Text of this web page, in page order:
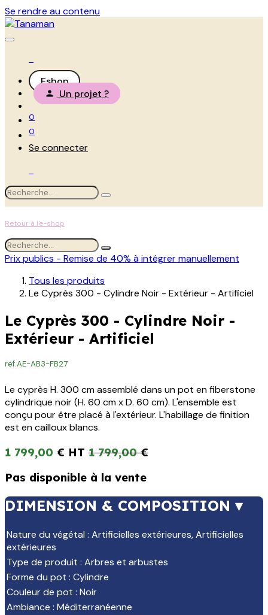
Se rendre au contenu
Eshop
Un projet ?
0
0
Se connecter
Retour à l'e-shop
Prix publics - Remise de 40% à intégrer manuellement
Tous les produits
Le Cyprès 300 - Cylindre Noir - Extérieur - Artificiel
Le Cyprès 300 - Cylindre Noir -
Extérieur - Artificiel
ref.AE-AB3-FB27
Le cyprès H. 300 cm assemblé dans un pot en fiberstone
cylindrique noir (H. 60 cm x D. 60 cm). L'ensemble est
conçu pour être placé à l'extérieur. L'habillage de finition
est en cailloux blancs.
1 799,00 € 1 799,00€
Pas disponible à la vente
DIMENSION & COMPOSITION ▾
Nature du végétal : Artificielles extérieures,Artificielles
extérieures
Type de produit : Arbres et arbustes
Forme du pot : Cylindre
Couleur de pot : Noir
Ambiance : Méditerranéenne